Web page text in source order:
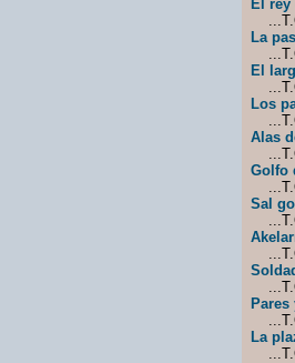
El rey
La
El
Los
Alas
Golfo
Sal
Pares
La